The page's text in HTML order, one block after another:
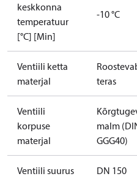
keskkonna
temperatuur
[°C] [Min]
-10 °C
Ventiili ketta
materjal
teras
Ventiili
korpuse
materjal
malm
GGG40)
Ventiili suurus DN 150